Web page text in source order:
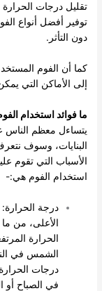
تقليل درجات
توفير أفضل أنواع
دون التأثر.
كما أن الفوم
إلى الأماكن التي
ما فوائد استخدام
يتساءل معظم
البنايات، وسوف
الأسباب التي تقوم
استخدام الفوم هي:-
درجة
الأعلى، من
الحرارة
الشمس في
درجات الحرارة
في الصباح أو